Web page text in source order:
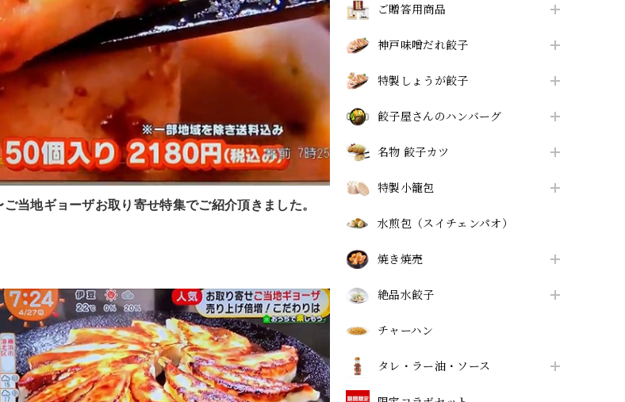
ご贈答用商品
神戸味噌だれ餃子
特製しょうが餃子
餃子屋さんのハンバーグ
名物 餃子カツ
特製小籠包
水煎包（スイチェンパオ）
焼き焼売
絶品水餃子
チャーハン
タレ・ラー油・ソース
当地ギョーザお取り寄せ特集でご紹介頂きました。